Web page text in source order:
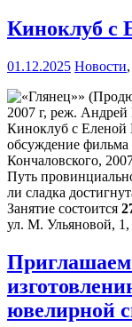
Киноклуб с
01.12.2025 Новости,
Киноклуб с Еленой
обсуждение
Кончаловского,
Путь
ли сладка
Занятие состоится
ул. М. Ульяновой,
Приглашаем
ювелирной